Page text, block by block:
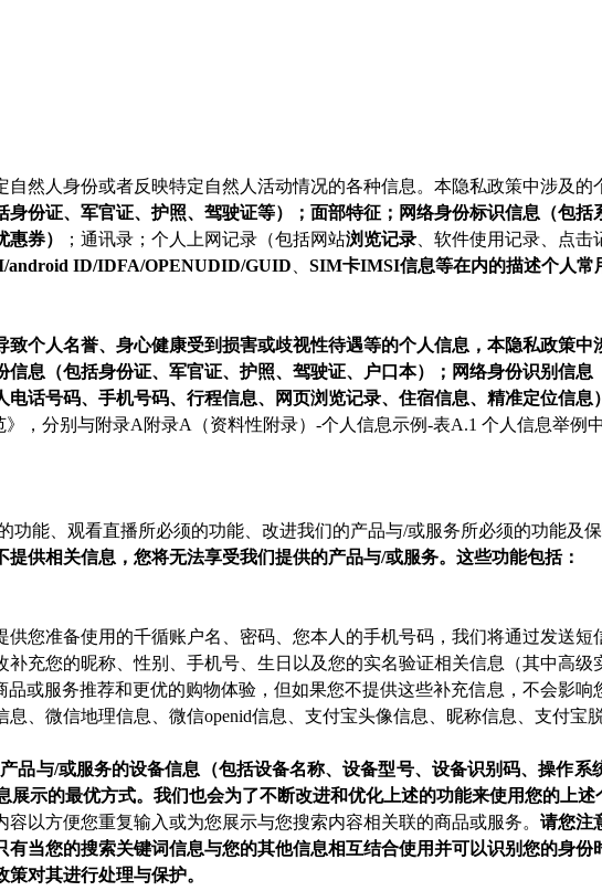
然人身份或者反映特定自然人活动情况的各种信息。本隐私政策中涉及的
份证、军官证、护照、驾驶证等）；面部特征；网络身份标识信息（包
券） ；通讯录；个人上网记录（包括网站浏览记录 、软件使用记录、点
android ID/IDFA/OPENUDID/GUID SIM卡IMSI信息等在内的描述个人常
个人名誉、身心健康受到损害或歧视性待遇等的个人信息，本隐私政策
息（包括身份证、军官证、护照、驾驶证、户口本）；网络身份识别信
话号码、手机号码、行程信息、网页浏览记录、住宿信息、精准定位信息
，分别与附录A附录A（资料性附录）-个人信息示例-表A.1 个人信息举例
能、观看直播所必须的功能、改进我们的产品与/或服务所必须的功能及
供相关信息，您将无法享受我们提供的产品与/或服务。这些功能包括：
您准备使用的千循账户名、密码、您本人的手机号码，我们将通过发送短
充您的昵称、性别、手机号、生日以及您的实名验证相关信息（其中高
或服务推荐和更优的购物体验，但如果您不提供这些补充信息，不会影响
、微信地理信息、微信openid信息、支付宝头像信息、昵称信息、支付宝
产品与/或服务的设备信息（包括设备名称、设备型号、设备识别码、操作系
示的最优方式。我们也会为了不断改进和优化上述的功能来使用您的上述
以方便您重复输入或为您展示与您搜索内容相关联的商品或服务。 请您注
当您的搜索关键词信息与您的其他信息相互结合使用并可以识别您的身
对其进行处理与保护。